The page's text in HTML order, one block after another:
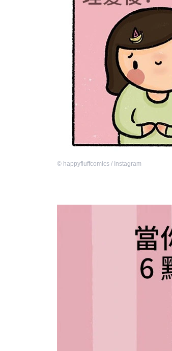
© happyfluffcomics / Instagram